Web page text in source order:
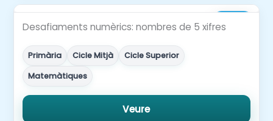
Desafiaments numèrics: nombres de 5 xifres
Primària Cicle Mitjà
Cicle Superior
Matemàtiques
Veure